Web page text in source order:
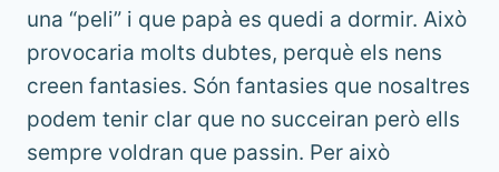
una “peli” i que papà es quedi a dormir. Això
provocaria molts dubtes, perquè els nens
creen fantasies. Són fantasies que nosaltres
podem tenir clar que no succeiran però ells
sempre voldran que passin. Per això